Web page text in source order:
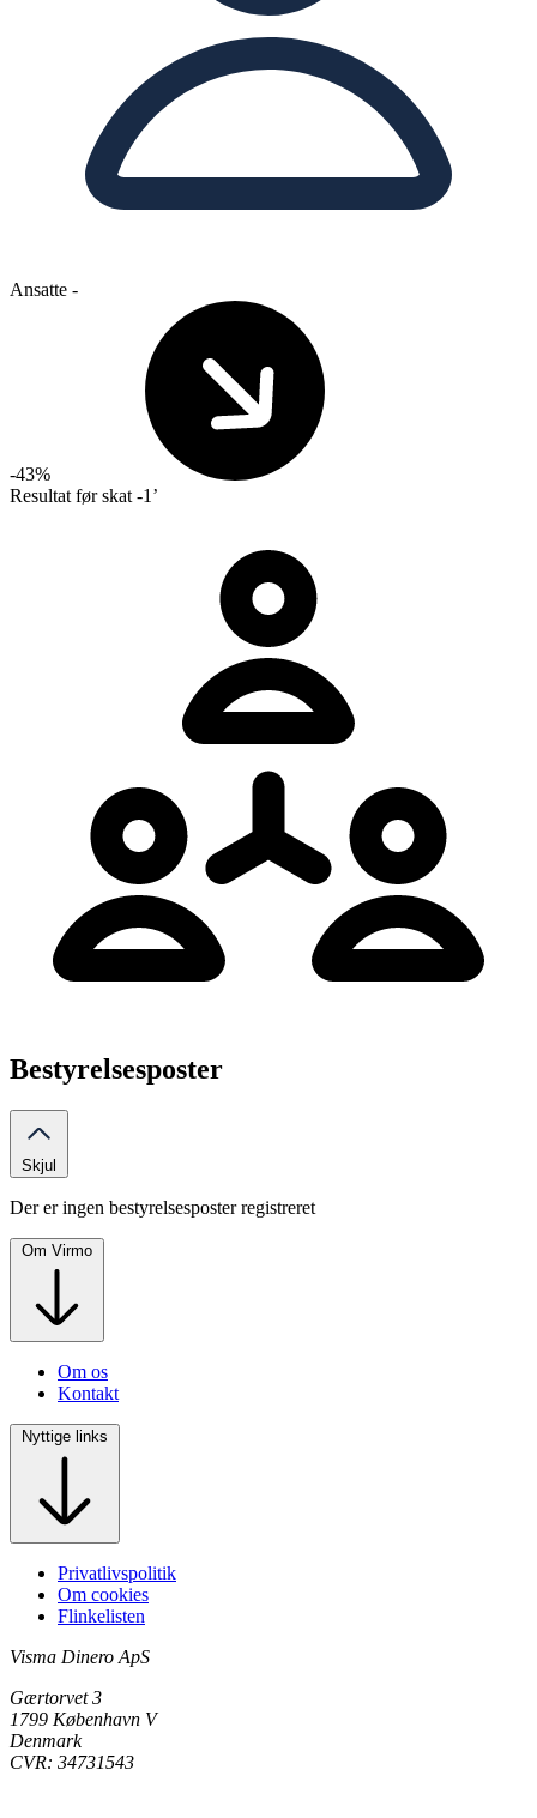
Ansatte -
-43%
Resultat før skat -1’
Bestyrelsesposter
Skjul
Der er ingen bestyrelsesposter registreret
Om Virmo
Om os
Kontakt
Nyttige links
Privatlivspolitik
Om cookies
Flinkelisten
Visma Dinero ApS
Gærtorvet 3
1799 København V
Denmark
CVR: 34731543